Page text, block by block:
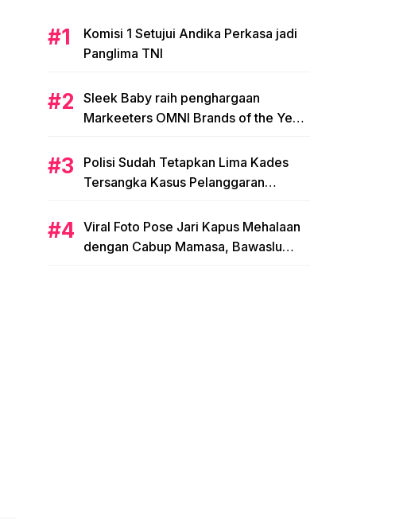
Komisi 1 Setujui Andika Perkasa jadi
Panglima TNI
Sleek Baby raih penghargaan
Markeeters OMNI Brands of the Year
Polisi Sudah Tetapkan Lima Kades
Tersangka Kasus Pelanggaran
Viral Foto Pose Jari Kapus Mehalaan
dengan Cabup Mamasa, Bawaslu